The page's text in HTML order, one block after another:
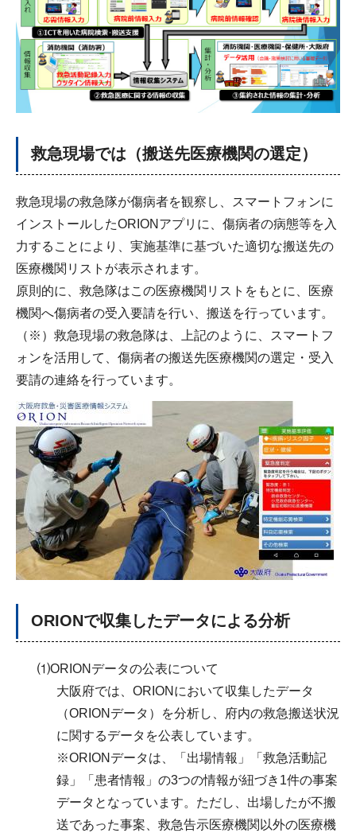
救急現場では（搬送先医療機関の選定）
救急現場の救急隊が傷病者を観察し、スマートフォンに
インストールしたORIONアプリに、傷病者の病態等を入
力することにより、実施基準に基づいた適切な搬送先の
医療機関リストが表示されます。
原則的に、救急隊はこの医療機関リストをもとに、医療
機関へ傷病者の受入要請を行い、搬送を行っています。
（※）救急現場の救急隊は、上記のように、スマートフ
ォンを活用して、傷病者の搬送先医療機関の選定・受入
要請の連絡を行っています。
ORIONで収集したデータによる分析
⑴ORIONデータの公表について
大阪府では、ORIONにおいて収集したデータ
（ORIONデータ）を分析し、府内の救急搬送状況
に関するデータを公表しています。
※ORIONデータは、「出場情報」「救急活動記
録」「患者情報」の3つの情報が紐づき1件の事案
データとなっています。ただし、出場したが不搬
送であった事案、救急告示医療機関以外の医療機